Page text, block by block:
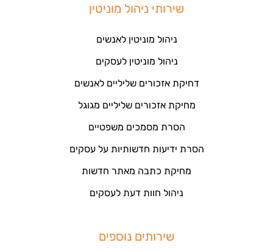
שירותי ניהול מוניטין
ניהול מוניטין לאנשים
ניהול מוניטין לעסקים
דחיקת אזכורים שליליים לאנשים
מחיקת אזכורים שליליים מגוגל
הסרת מסמכים משפטיים
הסרת ידיעות חדשותיות על עסקים
מחיקת כתבה מאתר חדשות
ניהול חוות דעת לעסקים
שירותים נוספים